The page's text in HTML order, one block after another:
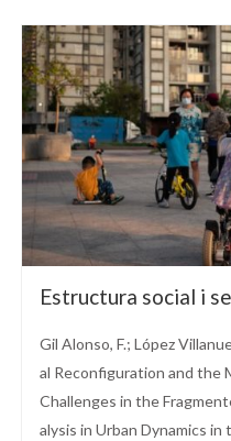
Estructura social i
Gil Alonso, F.; López
al Reconfiguration and the
Challenges in the
alysis in Urban Dynamics